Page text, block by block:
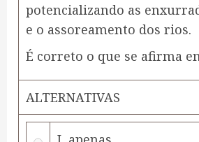
potencializando as
e o assoreamento dos rios.
É correto o que se afirma
ALTERNATIVAS